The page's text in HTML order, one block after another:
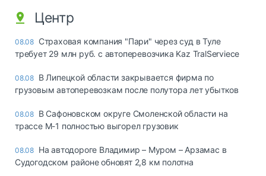
Центр
08.08 Страховая компания "Пари" через суд в Туле
требует 29 млн руб. с автоперевозчика Kaz TralServiece
08.08 В Липецкой области закрывается фирма по
грузовым автоперевозкам после полутора лет убытков
08.08 В Сафоновском округе Смоленской области на
трассе М-1 полностью выгорел грузовик
08.08 На автодороге Владимир – Муром – Арзамас в
Судогодском районе обновят 2,8 км полотна